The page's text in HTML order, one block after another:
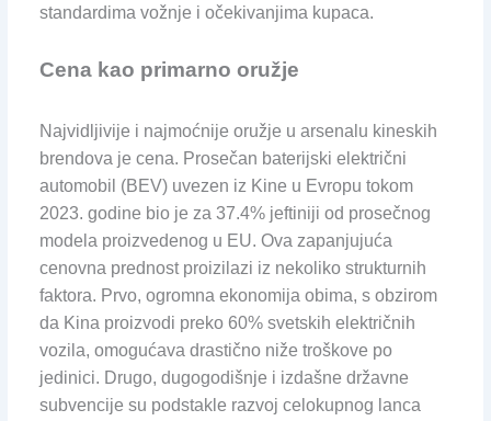
standardima vožnje i očekivanjima kupaca.
Cena kao primarno oružje
Najvidljivije i najmoćnije oružje u arsenalu kineskih
brendova je cena. Prosečan baterijski električni
automobil (BEV) uvezen iz Kine u Evropu tokom
2023. godine bio je za 37.4% jeftiniji od prosečnog
modela proizvedenog u EU. Ova zapanjujuća
cenovna prednost proizilazi iz nekoliko strukturnih
faktora. Prvo, ogromna ekonomija obima, s obzirom
da Kina proizvodi preko 60% svetskih električnih
vozila, omogućava drastično niže troškove po
jedinici. Drugo, dugogodišnje i izdašne državne
subvencije su podstakle razvoj celokupnog lanca